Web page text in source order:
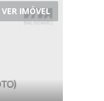
VER IMÓVEL